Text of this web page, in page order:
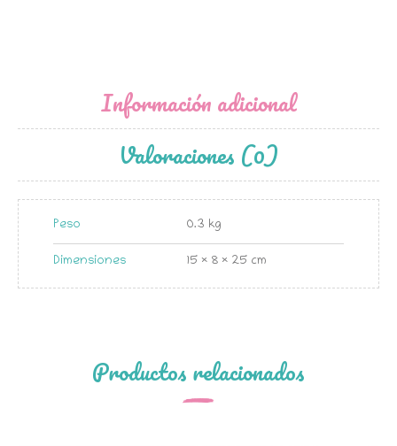
Información adicional
Valoraciones (0)
Peso 0.3 kg
Dimensiones 15 × 8 × 25 cm
Productos relacionados